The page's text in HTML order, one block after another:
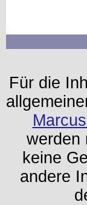
Für die
werden
keine
andere